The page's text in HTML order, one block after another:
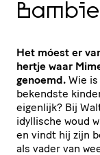
Het móest er
hertje waar
genoemd. Wie
bekendste
eigenlijk? Bij
idyllische woud
en vindt hij zijn
als vader van